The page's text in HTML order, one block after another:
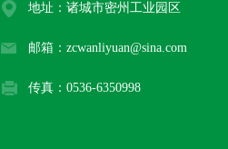
地址：诸城市密州工业园区
邮箱：zcwanliyuan@sina.com
传真：0536-6350998